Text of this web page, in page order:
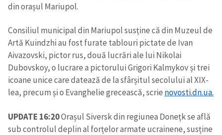
din orașul Mariupol.
Consiliul municipal din Mariupol susține că din Muzeul de
Artă Kuindzhi au fost furate tablouri pictate de Ivan
Aivazovski, pictor rus, două lucrări ale lui Nikolai
Dubovskoy, o lucrare a pictorului Grigori Kalmykov și trei
icoane unice care datează de la sfârșitul secolului al XIX-
lea, precum și o Evanghelie grecească, scrie novosti.dn.ua.
UPDATE 16:20Orașul Siversk din regiunea Donețk se află
sub controlul deplin al forțelor armate ucrainene, susține